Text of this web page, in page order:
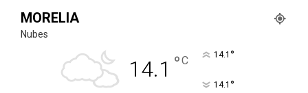
MORELIA
Nubes
14.1 °C 14.1 °
14.1 °